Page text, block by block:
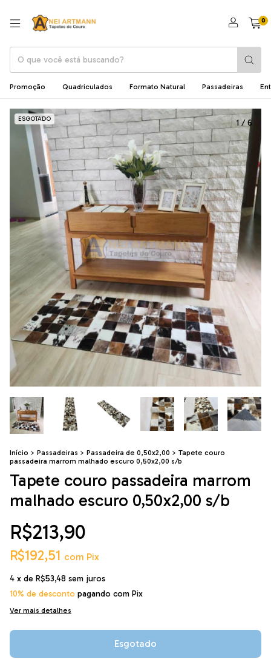
0
Promoção Quadriculados Formato Natural Passadeiras
ESGOTADO 1/6
Início > Passadeiras > Passadeira de 0,50x2,00 > Tapete couro
passadeira marrom malhado escuro 0,50x2,00 s/b
Tapete couro passadeira marrom
malhado escuro 0,50x2,00 s/b
R$213,90
R$192,51 com Pix
4 x de R$53,48 sem juros
10% de desconto pagando com Pix
Ver mais detalhes